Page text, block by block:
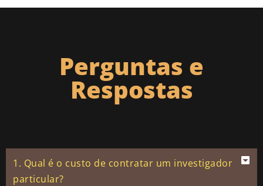
Perguntas e
Respostas
1. Qual é o custo de contratar um investigador
particular?